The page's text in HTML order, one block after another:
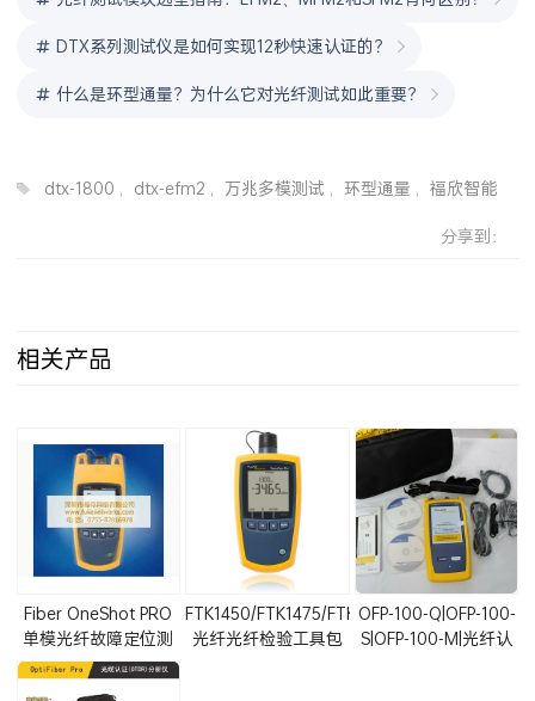
DTX系列测试仪是如何实现12秒快速认证的？
什么是环型通量？为什么它对光纤测试如此重要？
dtx-1800 , dtx-efm2 , 万兆多模测试 , 环型通量 , 福欣智能
分享到：
相关产品
Fiber OneShot PRO
单模光纤故障定位测
试仪(FOS-100-S-VFL)
FTK1450/FTK1475/FTK1375
光纤光纤检验工具包
OFP-100-Q|OFP-100-
S|OFP-100-M|光纤认